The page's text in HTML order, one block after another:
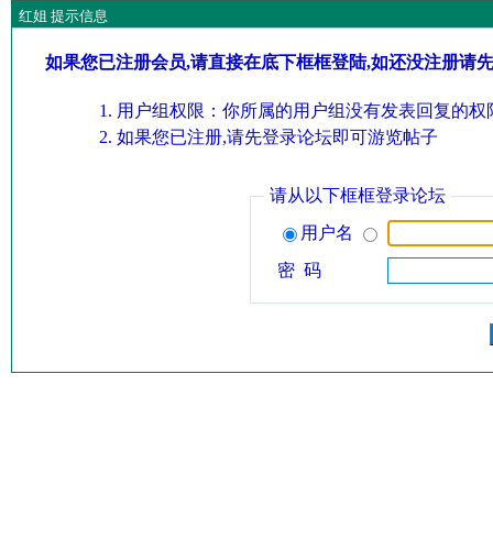
红姐 提示信息
如果您已注册会员,请直接在底下框框登陆,如还没注册请
用户组权限：你所属的用户组没有发表回复的权
如果您已注册,请先登录论坛即可游览帖子
请从以下框框登录论坛
用户名
密 码